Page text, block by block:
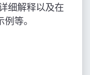
细解释以及在
等。